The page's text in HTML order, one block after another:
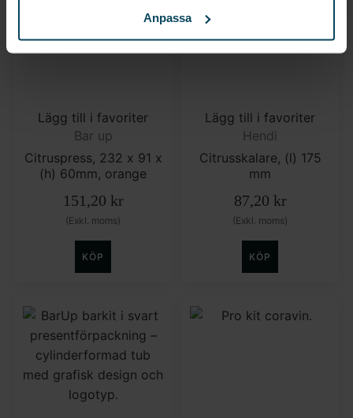
Anpassa
Lägg till i favoriter
Bar up
Citruspress, 232 x 91 x
(h) 60mm, orange
151,20 kr
(Exkl. moms)
KÖP
Lägg till i favoriter
Hendi
Citrusskalare, (l) 175
mm
87,20 kr
(Exkl. moms)
KÖP